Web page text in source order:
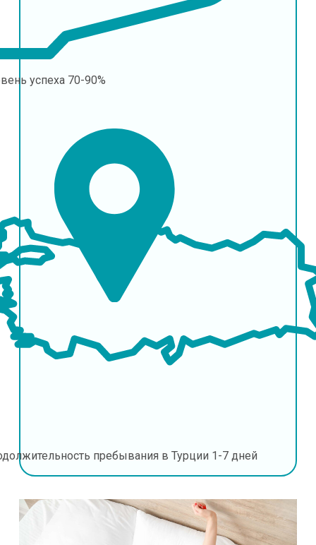
успеха 70-90%
пребывания в Турции 1-7 дней